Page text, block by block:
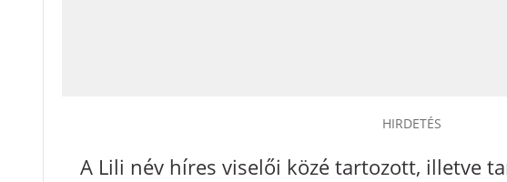
HIRDETÉS
A Lili név híres viselői közé tartozott, illetve